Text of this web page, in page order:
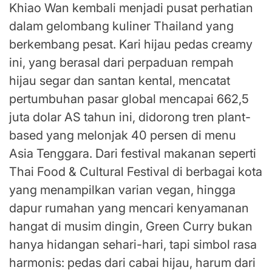
Khiao Wan kembali menjadi pusat perhatian
dalam gelombang kuliner Thailand yang
berkembang pesat. Kari hijau pedas creamy
ini, yang berasal dari perpaduan rempah
hijau segar dan santan kental, mencatat
pertumbuhan pasar global mencapai 662,5
juta dolar AS tahun ini, didorong tren plant-
based yang melonjak 40 persen di menu
Asia Tenggara. Dari festival makanan seperti
Thai Food & Cultural Festival di berbagai kota
yang menampilkan varian vegan, hingga
dapur rumahan yang mencari kenyamanan
hangat di musim dingin, Green Curry bukan
hanya hidangan sehari-hari, tapi simbol rasa
harmonis: pedas dari cabai hijau, harum dari